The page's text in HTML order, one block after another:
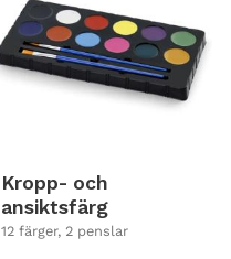
Kropp- och
ansiktsfärg
12 färger, 2 penslar